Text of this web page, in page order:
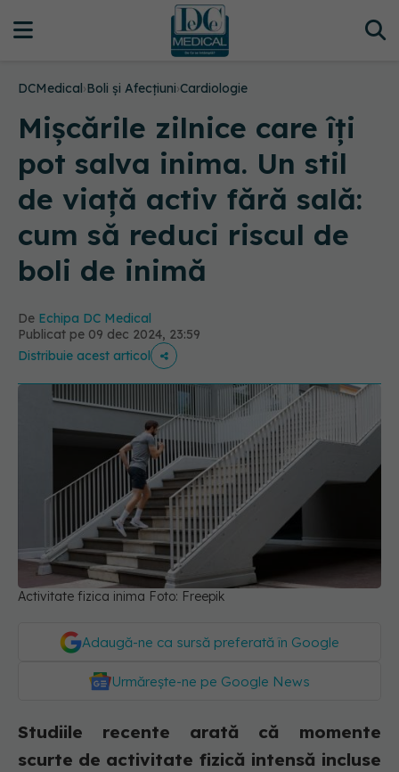
DCMedical›Boli și Afecțiuni›Cardiologie
Mișcările zilnice care îți
pot salva inima. Un stil
de viață activ fără sală:
cum să reduci riscul de
boli de inimă
De Echipa DC Medical
Publicat pe 09 dec 2024, 23:59
Distribuie acest articol
Activitate fizica inima Foto: Freepik
Adaugă-ne ca sursă preferată în Google
Urmărește-ne pe Google News
Studiile recente arată că momente
scurte de activitate fizică intensă incluse